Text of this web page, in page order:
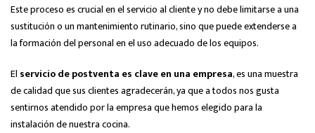
Este proceso es crucial en el servicio al cliente y no debe limitarse a una
sustitución o un mantenimiento rutinario, sino que puede extenderse a
la formación del personal en el uso adecuado de los equipos.
El servicio de postventa es clave en una empresa, es una muestra
de calidad que sus clientes agradecerán, ya que a todos nos gusta
sentirnos atendido por la empresa que hemos elegido para la
instalación de nuestra cocina.